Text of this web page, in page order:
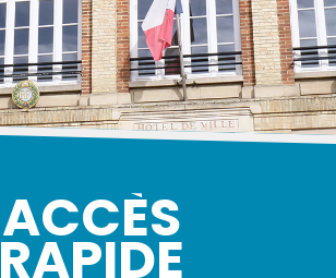
ACCÈS
RAPIDE